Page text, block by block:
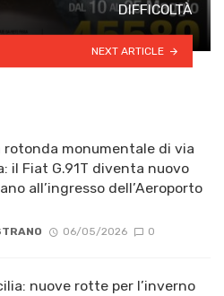
DIFFICOLTÀ
NEXT ARTICLE
rotonda monumentale di via
il Fiat G.91T diventa nuovo
all’ingresso dell’Aeroporto
06/05/2026 0
nuove rotte per l’inverno